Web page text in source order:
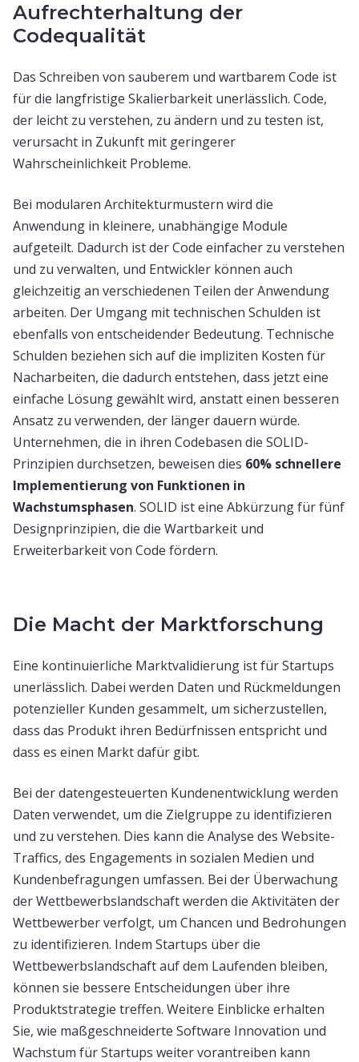
Aufrechterhaltung der
Codequalität
Das Schreiben von sauberem und wartbarem Code ist
für die langfristige Skalierbarkeit unerlässlich. Code,
der leicht zu verstehen, zu ändern und zu testen ist,
verursacht in Zukunft mit geringerer
Wahrscheinlichkeit Probleme.
Bei modularen Architekturmustern wird die
Anwendung in kleinere, unabhängige Module
aufgeteilt. Dadurch ist der Code einfacher zu verstehen
und zu verwalten, und Entwickler können auch
gleichzeitig an verschiedenen Teilen der Anwendung
arbeiten. Der Umgang mit technischen Schulden ist
ebenfalls von entscheidender Bedeutung. Technische
Schulden beziehen sich auf die impliziten Kosten für
Nacharbeiten, die dadurch entstehen, dass jetzt eine
einfache Lösung gewählt wird, anstatt einen besseren
Ansatz zu verwenden, der länger dauern würde.
Unternehmen, die in ihren Codebasen die SOLID-
Prinzipien durchsetzen, beweisen dies 60% schnellere
Implementierung von Funktionen in
Wachstumsphasen. SOLID ist eine Abkürzung für fünf
Designprinzipien, die die Wartbarkeit und
Erweiterbarkeit von Code fördern.
Die Macht der Marktforschung
Eine kontinuierliche Marktvalidierung ist für Startups
unerlässlich. Dabei werden Daten und Rückmeldungen
potenzieller Kunden gesammelt, um sicherzustellen,
dass das Produkt ihren Bedürfnissen entspricht und
dass es einen Markt dafür gibt.
Bei der datengesteuerten Kundenentwicklung werden
Daten verwendet, um die Zielgruppe zu identifizieren
und zu verstehen. Dies kann die Analyse des Website-
Traffics, des Engagements in sozialen Medien und
Kundenbefragungen umfassen. Bei der Überwachung
der Wettbewerbslandschaft werden die Aktivitäten der
Wettbewerber verfolgt, um Chancen und Bedrohungen
zu identifizieren. Indem Startups über die
Wettbewerbslandschaft auf dem Laufenden bleiben,
können sie bessere Entscheidungen über ihre
Produktstrategie treffen. Weitere Einblicke erhalten
Sie, wie maßgeschneiderte Software Innovation und
Wachstum für Startups weiter vorantreiben kann